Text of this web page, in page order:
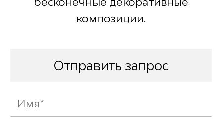
композиции.
Отправить запрос